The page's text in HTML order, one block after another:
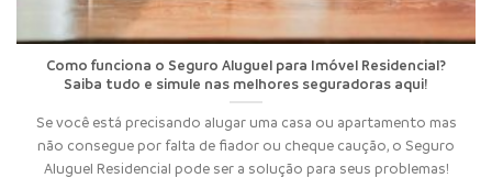
Como funciona o Seguro Aluguel para Imóvel Residencial?
Saiba tudo e simule nas melhores seguradoras aqui!
Se você está precisando alugar uma casa ou apartamento mas
não consegue por falta de fiador ou cheque caução, o Seguro
Aluguel Residencial pode ser a solução para seus problemas!